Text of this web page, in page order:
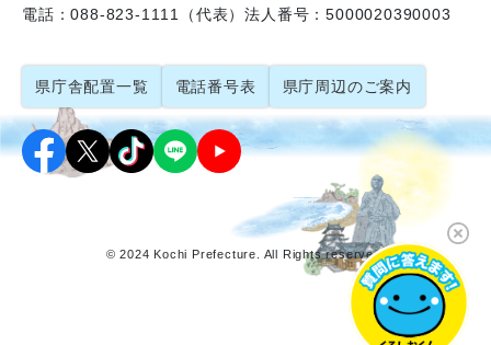
電話：088-823-1111（代表）法人番号：5000020390003
県庁舎配置一覧 電話番号表 県庁周辺のご案内
© 2024 Kochi Prefecture. All Rights reserved.